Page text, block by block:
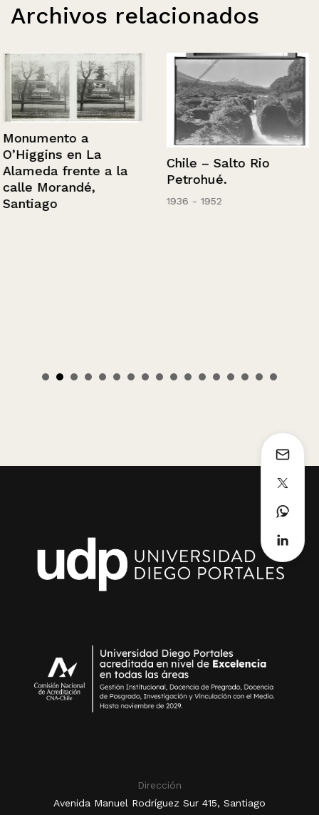
Archivos relacionados
Monumento a
O’Higgins en La
Alameda frente a la
calle Morandé,
Santiago
Chile – Salto Rio
Petrohué.
1936 - 1952
Dirección
Avenida Manuel Rodríguez Sur 415, Santiago